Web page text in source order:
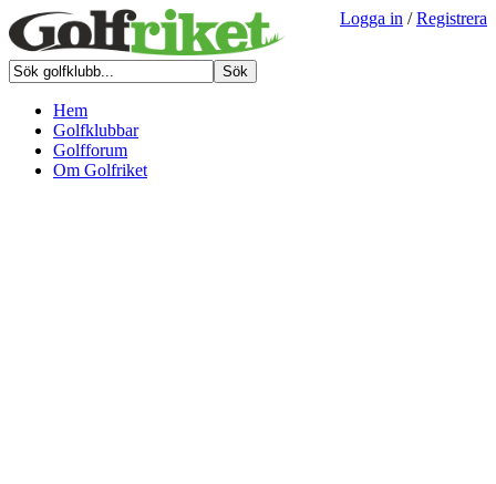
Logga in /Registrera
Hem
Golfklubbar
Golfforum
Om Golfriket